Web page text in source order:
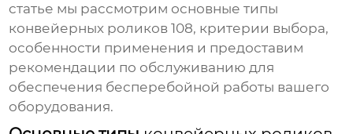
статье мы рассмотрим основные типы
конвейерных роликов 108, критерии выбора,
особенности применения и предоставим
рекомендации по обслуживанию для
обеспечения бесперебойной работы вашего
оборудования.